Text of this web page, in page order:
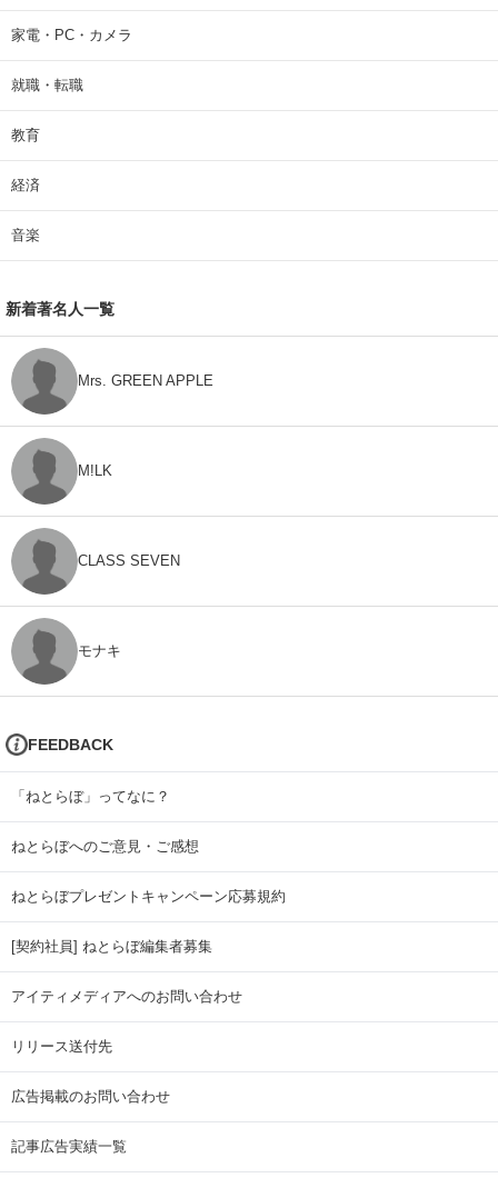
家電・PC・カメラ
就職・転職
教育
経済
音楽
新着著名人一覧
Mrs. GREEN APPLE
M!LK
CLASS SEVEN
モナキ
FEEDBACK
「ねとらぼ」ってなに？
ねとらぼへのご意見・ご感想
ねとらぼプレゼントキャンペーン応募規約
[契約社員] ねとらぼ編集者募集
アイティメディアへのお問い合わせ
リリース送付先
広告掲載のお問い合わせ
記事広告実績一覧